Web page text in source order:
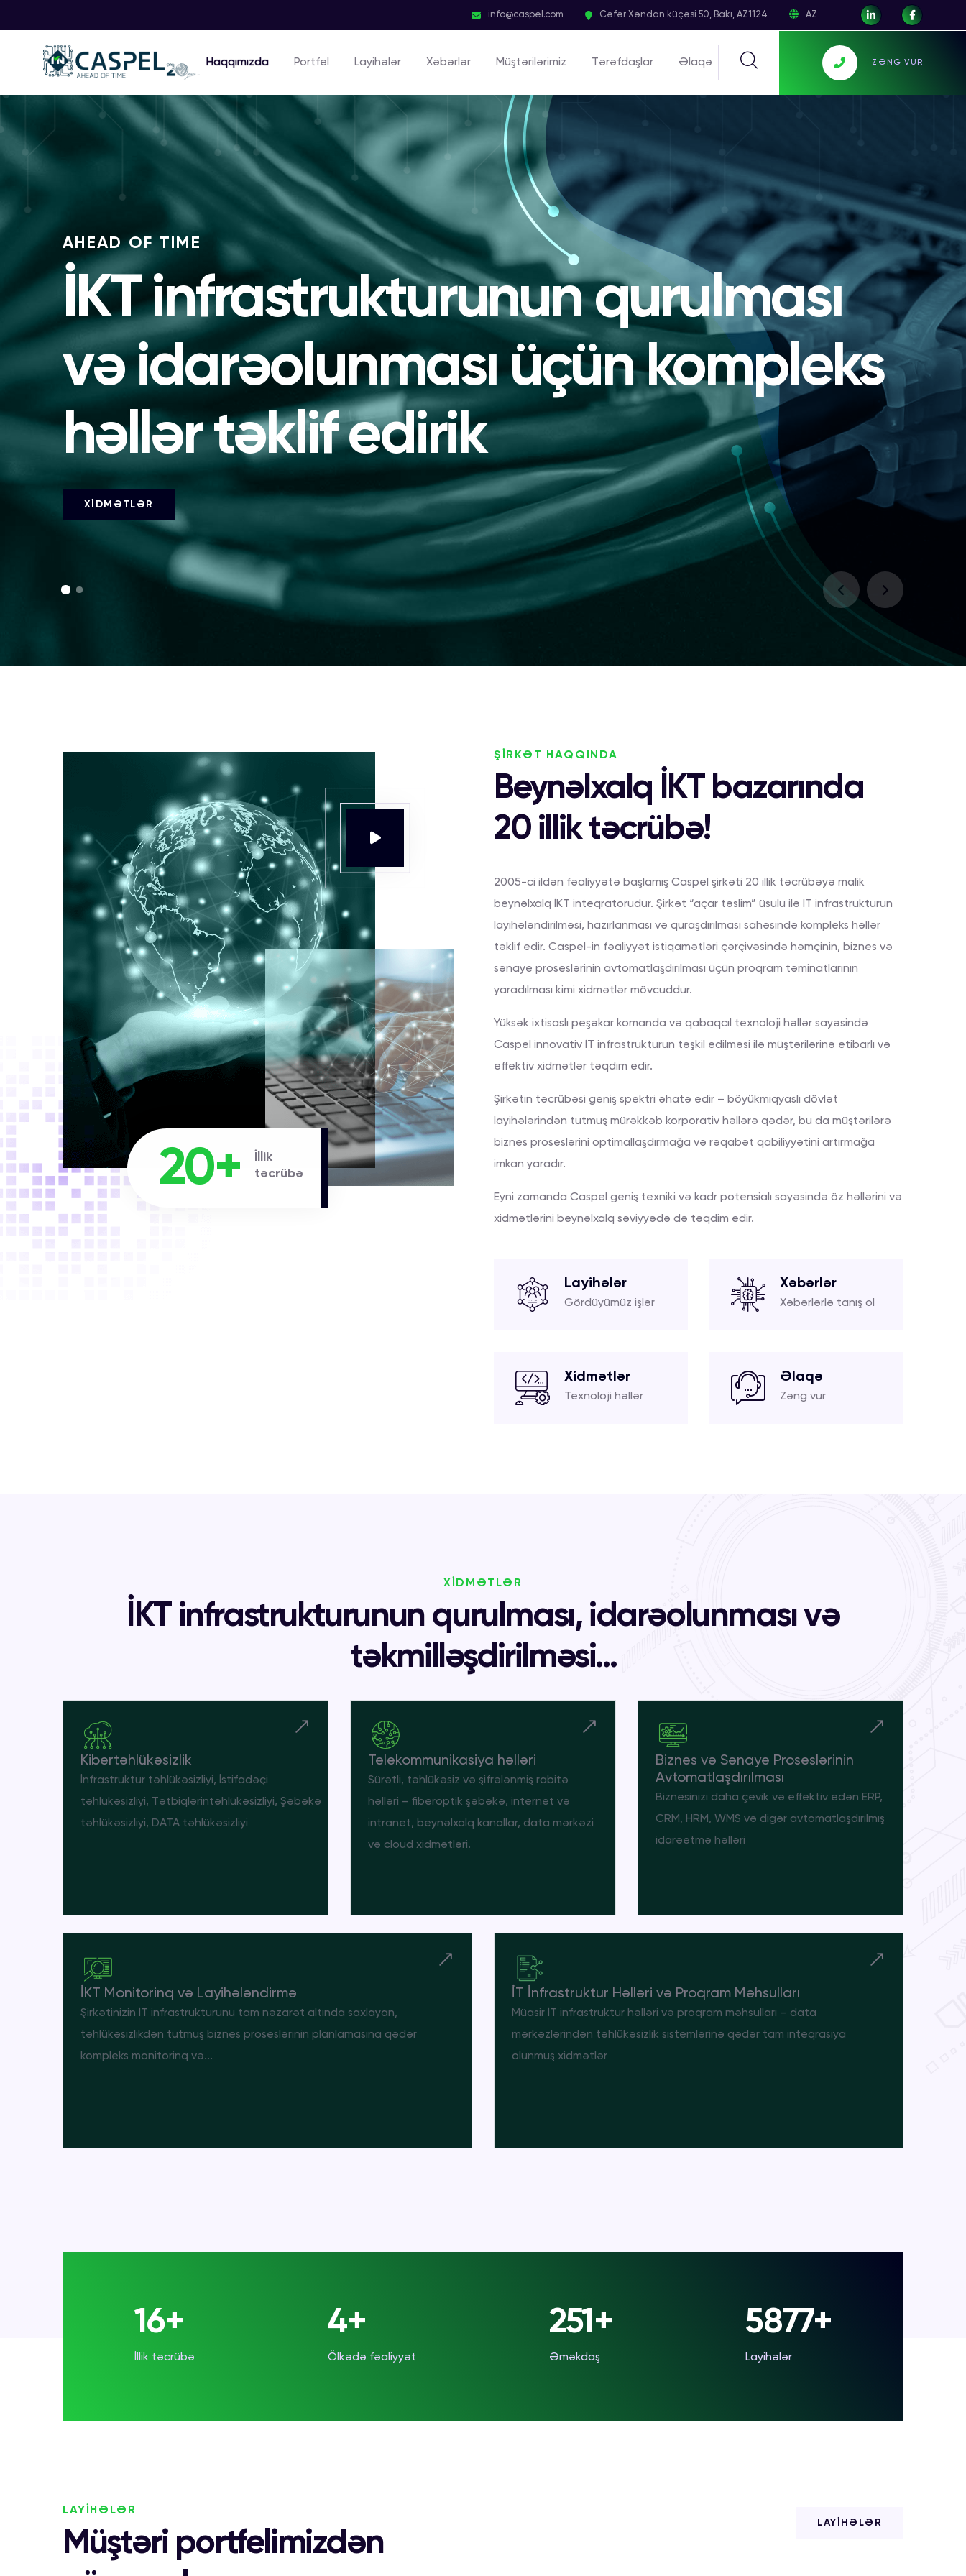
info@caspel.com Cəfər Xəndan küçəsi 50, Bakı, AZ1124 AZ
Haqqımızda Portfel Layihələr Xəbərlər Müştərilərimiz Tərəfdaşlar Əlaqə ZƏNG VUR
AHEAD OF TIME
İKT infrastrukturunun qurulması
və idarəolunması üçün kompleks
həllər təklif edirik
XİDMƏTLƏR
20+
İllik
təcrübə
ŞİRKƏT HAQQINDA
Beynəlxalq İKT bazarında
20 illik təcrübə!
2005-ci ildən fəaliyyətə başlamış Caspel şirkəti 20 illik təcrübəyə malik
beynəlxalq İKT inteqratorudur. Şirkət “açar təslim” üsulu ilə İT infrastrukturun
layihələndirilməsi, hazırlanması və quraşdırılması sahəsində kompleks həllər
təklif edir. Caspel-in fəaliyyət istiqamətləri çərçivəsində həmçinin, biznes və
sənaye proseslərinin avtomatlaşdırılması üçün proqram təminatlarının
yaradılması kimi xidmətlər mövcuddur.
Yüksək ixtisaslı peşəkar komanda və qabaqcıl texnoloji həllər sayəsində
Caspel innovativ İT infrastrukturun təşkil edilməsi ilə müştərilərinə etibarlı və
effektiv xidmətlər təqdim edir.
Şirkətin təcrübəsi geniş spektri əhatə edir – böyükmiqyaslı dövlət
layihələrindən tutmuş mürəkkəb korporativ həllərə qədər, bu da müştərilərə
biznes proseslərini optimallaşdırmağa və rəqabət qabiliyyətini artırmağa
imkan yaradır.
Eyni zamanda Caspel geniş texniki və kadr potensialı sayəsində öz həllərini və
xidmətlərini beynəlxalq səviyyədə də təqdim edir.
Layihələr
Gördüyümüz işlər
Xəbərlər
Xəbərlərlə tanış ol
Xidmətlər
Texnoloji həllər
Əlaqə
Zəng vur
XİDMƏTLƏR
İKT infrastrukturunun qurulması, idarəolunması və
təkmilləşdirilməsi...
Kibertəhlükəsizlik
İnfrastruktur təhlükəsizliyi, İstifadəçi
təhlükəsizliyi, Tətbiqlərintəhlükəsizliyi, Şəbəkə
təhlükəsizliyi, DATA təhlükəsizliyi
Telekommunikasiya həlləri
Sürətli, təhlükəsiz və şifrələnmiş rabitə
həlləri – fiberoptik şəbəkə, internet və
intranet, beynəlxalq kanallar, data mərkəzi
və cloud xidmətləri.
Biznes və Sənaye Proseslərinin
Avtomatlaşdırılması
Biznesinizi daha çevik və effektiv edən ERP,
CRM, HRM, WMS və digər avtomatlaşdırılmış
idarəetmə həlləri
İKT Monitorinq və Layihələndirmə
Şirkətinizin İT infrastrukturunu tam nəzarət altında saxlayan,
təhlükəsizlikdən tutmuş biznes proseslərinin planlamasına qədər
kompleks monitorinq və...
İT İnfrastruktur Həlləri və Proqram Məhsulları
Müasir İT infrastruktur həlləri və proqram məhsulları – data
mərkəzlərindən təhlükəsizlik sistemlərinə qədər tam inteqrasiya
olunmuş xidmətlər
20+
İllik təcrübə
5+
Ölkədə fəaliyyət
300+
Əməkdaş
7000+
Layihələr
LAYİHƏLƏR
Müştəri portfelimizdən
LAYİHƏLƏR